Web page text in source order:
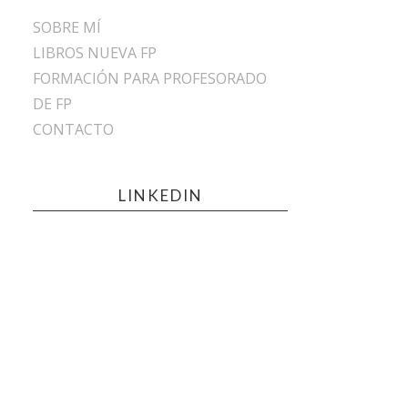
SOBRE MÍ
LIBROS NUEVA FP
FORMACIÓN PARA PROFESORADO
DE FP
CONTACTO
LINKEDIN